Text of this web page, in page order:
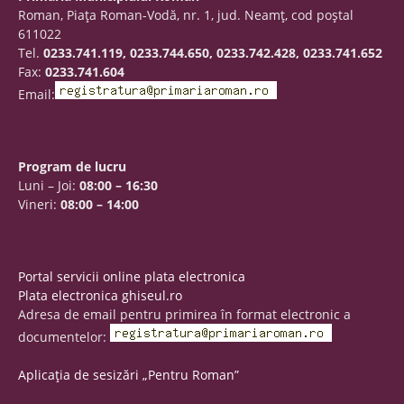
Roman, Piaţa Roman-Vodă, nr. 1, jud. Neamţ, cod poştal
611022
Tel. 0233.741.119, 0233.744.650, 0233.742.428, 0233.741.652
Fax: 0233.741.604
Email:
Program de lucru
Luni – Joi: 08:00 – 16:30
Vineri: 08:00 – 14:00
Portal servicii online plata electronica
Plata electronica ghiseul.ro
Adresa de email pentru primirea în format electronic a
documentelor:
Aplicația de sesizări „Pentru Roman”